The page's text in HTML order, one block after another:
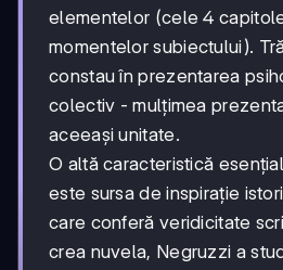
elementelor (cele 4
momentelor subiectului).
constau în prezentarea
colectiv - mulțimea
aceeași unitate.
O altă caracteristică
este sursa de inspirație
care conferă veridicitate
crea nuvela, Negruzzi a